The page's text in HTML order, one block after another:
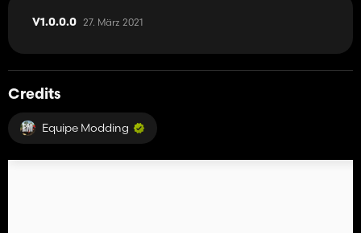
V1.0.0.0 27. März 2021
Credits
Equipe Modding